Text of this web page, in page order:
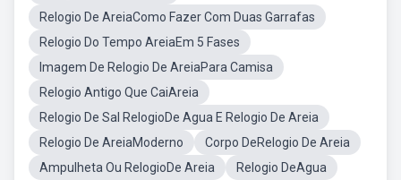
Relogio De AreiaComo Fazer Com Duas Garrafas
Relogio Do Tempo AreiaEm 5 Fases
Imagem De Relogio De AreiaPara Camisa
Relogio Antigo Que CaiAreia
Relogio De Sal RelogioDe Agua E Relogio De Areia
Relogio De AreiaModerno
Corpo DeRelogio De Areia
Ampulheta Ou RelogioDe Areia
Relogio DeAgua